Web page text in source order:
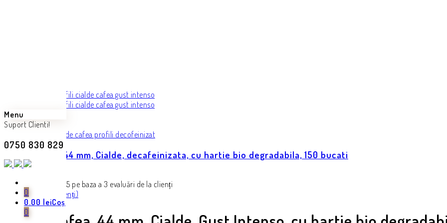
Menu
Suport Clienti!
0750 830 829
0
0.00 leiCoș
0
Back
Next product
Paduri Cafea, 44 mm, Cialde, decafeinizata, cu hartie bio degradabila, 150 bucati
Evaluat la
din 5 pe baza a 3 evaluări de la clienți
recenzii de la clienți)